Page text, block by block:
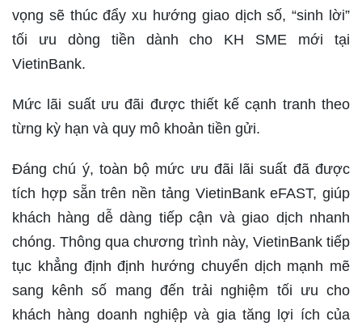
vọng sẽ thúc đẩy xu hướng giao dịch số, “sinh lời”
tối ưu dòng tiền dành cho KH SME mới tại
VietinBank.
Mức lãi suất ưu đãi được thiết kế cạnh tranh theo
từng kỳ hạn và quy mô khoản tiền gửi.
Đáng chú ý, toàn bộ mức ưu đãi lãi suất đã được
tích hợp sẵn trên nền tảng VietinBank eFAST, giúp
khách hàng dễ dàng tiếp cận và giao dịch nhanh
chóng. Thông qua chương trình này, VietinBank tiếp
tục khẳng định định hướng chuyển dịch mạnh mẽ
sang kênh số mang đến trải nghiệm tối ưu cho
khách hàng doanh nghiệp và gia tăng lợi ích của